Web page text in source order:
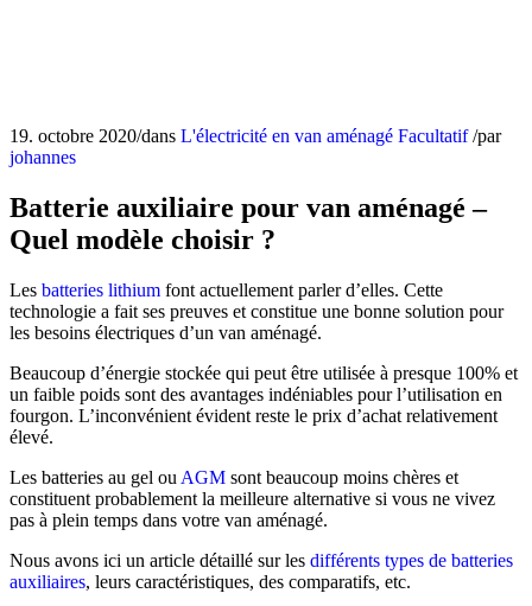
19. octobre 2020/dans L'électricité en van aménagé Facultatif /par
johannes
Batterie auxiliaire pour van aménagé –
Quel modèle choisir ?
Les batteries lithium font actuellement parler d’elles. Cette
technologie a fait ses preuves et constitue une bonne solution pour
les besoins électriques d’un van aménagé.
Beaucoup d’énergie stockée qui peut être utilisée à presque 100% et
un faible poids sont des avantages indéniables pour l’utilisation en
fourgon. L’inconvénient évident reste le prix d’achat relativement
élevé.
Les batteries au gel ou AGM sont beaucoup moins chères et
constituent probablement la meilleure alternative si vous ne vivez
pas à plein temps dans votre van aménagé.
Nous avons ici un article détaillé sur les différents types de batteries
auxiliaires, leurs caractéristiques, des comparatifs, etc.